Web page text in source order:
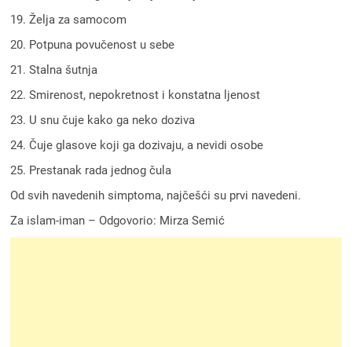
19. Želja za samocom
20. Potpuna povučenost u sebe
21. Stalna šutnja
22. Smirenost, nepokretnost i konstatna ljenost
23. U snu čuje kako ga neko doziva
24. Čuje glasove koji ga dozivaju, a nevidi osobe
25. Prestanak rada jednog čula
Od svih navedenih simptoma, najčešći su prvi navedeni.
Za islam-iman – Odgovorio: Mirza Semić